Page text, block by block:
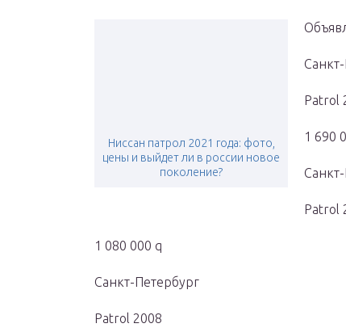
Ниссан патрол 2021 года: фото,
цены и выйдет ли в россии новое
поколение?
Patrol
1 690
Patrol
1 080 000 q
Санкт-Петербург
Patrol 2008